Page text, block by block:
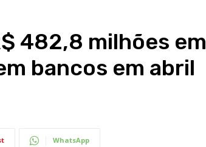
482,8 milhões em
bancos em abril
WhatsApp